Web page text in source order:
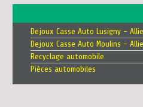
Dejoux Casse Auto Lusigny -
Dejoux Casse Auto Moulins -
Recyclage automobile
Pièces automobiles